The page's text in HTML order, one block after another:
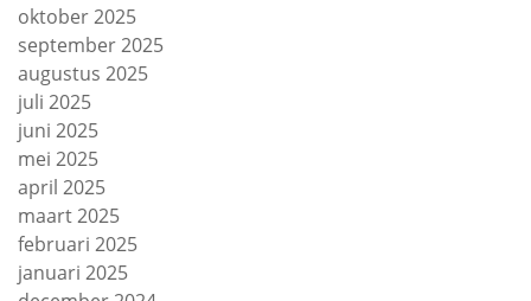
oktober 2025
september 2025
augustus 2025
juli 2025
juni 2025
mei 2025
april 2025
maart 2025
februari 2025
januari 2025